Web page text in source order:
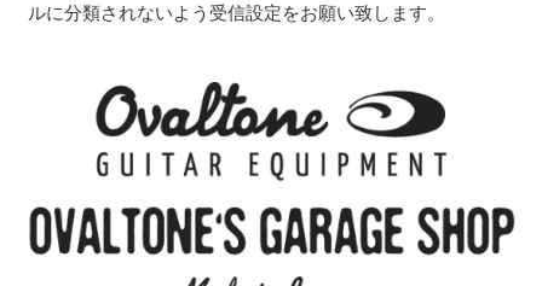
ルに分類されないよう受信設定をお願い致します。